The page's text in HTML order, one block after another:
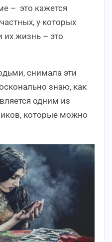
– это кажется
у которых
их жизнь – это
снимала эти
знаю, как
одним из
которые можно